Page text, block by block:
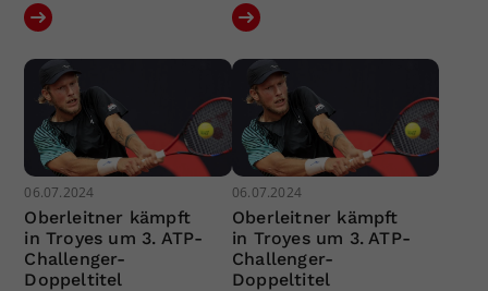
06.07.2024
Oberleitner kämpft
in Troyes um 3. ATP-
Challenger-
Doppeltitel
06.07.2024
Oberleitner kämpft
in Troyes um 3. ATP-
Challenger-
Doppeltitel